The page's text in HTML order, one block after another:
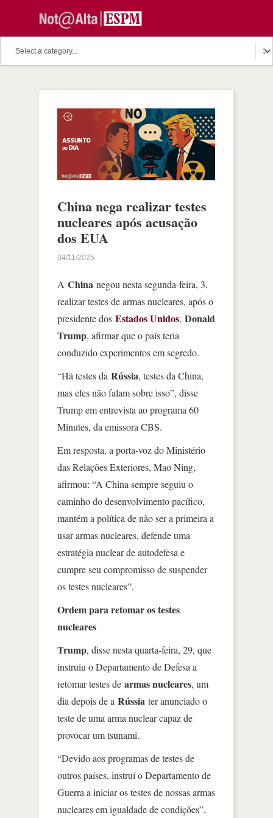
China nega realizar testes
nucleares após acusação
dos EUA
04/11/2025
A China negou nesta segunda-feira, 3,
realizar testes de armas nucleares, após o
presidente dos Estados Unidos, Donald
Trump, afirmar que o país teria
conduzido experimentos em segredo.
“Há testes da Rússia, testes da China,
mas eles não falam sobre isso”, disse
Trump em entrevista ao programa 60
Minutes, da emissora CBS.
Em resposta, a porta-voz do Ministério
das Relações Exteriores, Mao Ning,
afirmou: “A China sempre seguiu o
caminho do desenvolvimento pacífico,
mantém a política de não ser a primeira a
usar armas nucleares, defende uma
estratégia nuclear de autodefesa e
cumpre seu compromisso de suspender
os testes nucleares”.
Ordem para retomar os testes
nucleares
Trump, disse nesta quarta-feira, 29, que
instruiu o Departamento de Defesa a
retomar testes de armas nucleares, um
dia depois de a Rússia ter anunciado o
teste de uma arma nuclear capaz de
provocar um tsunami.
“Devido aos programas de testes de
outros países, instruí o Departamento de
Guerra a iniciar os testes de nossas armas
nucleares em igualdade de condições”,